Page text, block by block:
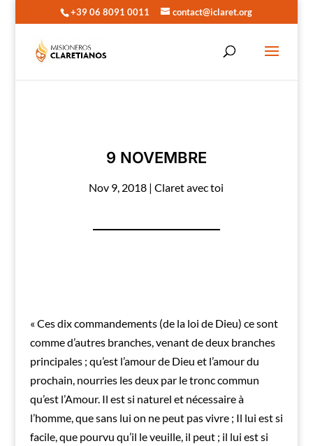
+39 06 8091 0011 contact@iclaret.org
9 NOVEMBRE
Nov 9, 2018 |Claret avec toi
« Ces dix commandements (de la loi de Dieu) ce sont
comme d’autres branches, venant de deux branches
principales ; qu’est l’amour de Dieu et l’amour du
prochain, nourries les deux par le tronc commun
qu’est l’Amour. Il est si naturel et nécessaire à
l’homme, que sans lui on ne peut pas vivre ; Il lui est si
facile, que pourvu qu’il le veuille, il peut ; il lui est si